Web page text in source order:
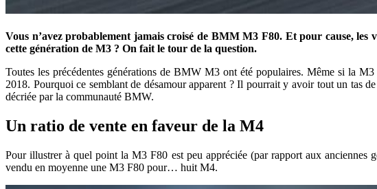
Vous n’avez probablement jamais croisé de BMM M3 F80. Et pour cause,
cette génération de M3 ? On fait le tour de la question.
Toutes les précédentes générations de BMW M3 ont été populaires. Même si la
2018. Pourquoi ce semblant de désamour apparent ? Il pourrait y avoir tout un tas
décriée par la communauté BMW.
Un ratio de vente en faveur de la M4
Pour illustrer à quel point la M3 F80 est peu appréciée (par rapport aux
vendu en moyenne une M3 F80 pour… huit M4.